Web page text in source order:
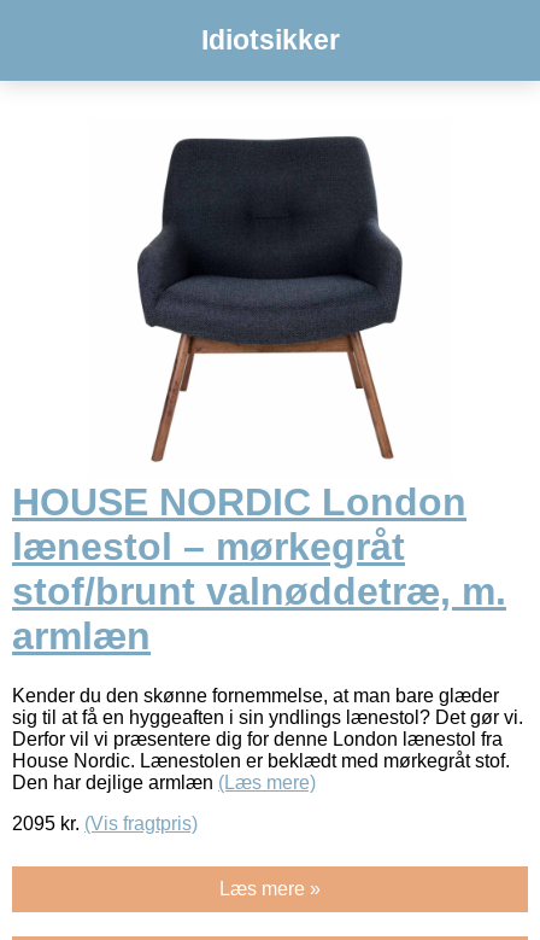
Idiotsikker
HOUSE NORDIC London
lænestol – mørkegråt
stof/brunt valnøddetræ, m.
armlæn
Kender du den skønne fornemmelse, at man bare glæder
sig til at få en hyggeaften i sin yndlings lænestol? Det gør vi.
Derfor vil vi præsentere dig for denne London lænestol fra
House Nordic. Lænestolen er beklædt med mørkegråt stof.
Den har dejlige armlæn (Læs mere)
2095 kr. (Vis fragtpris)
Læs mere »